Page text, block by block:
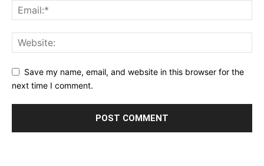
Save my name, email, and website in this browser for the
next time I comment.